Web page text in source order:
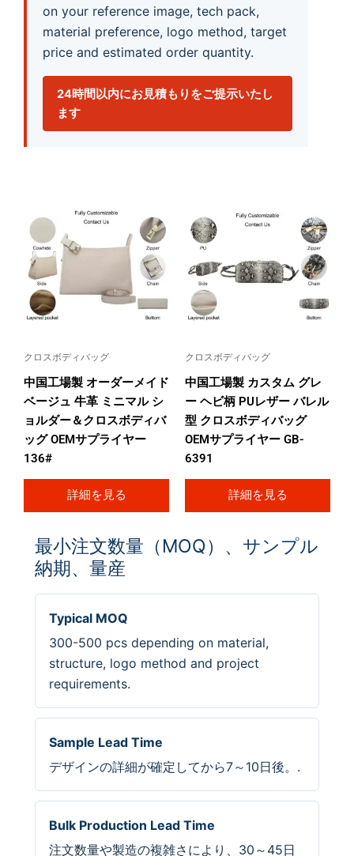
on your reference image, tech pack,
material preference, logo method, target
price and estimated order quantity.
24時間以内にお見積もりをご提示いたし
ます
クロスボディバッグ
中国工場製 オーダーメイド
ベージュ 牛革 ミニマル シ
ョルダー＆クロスボディバ
ッグ OEMサプライヤー
136#
詳細を見る
クロスボディバッグ
中国工場製 カスタム グレ
ー ヘビ柄 PUレザー バレル
型 クロスボディバッグ
OEMサプライヤー GB-
6391
詳細を見る
最小注文数量（MOQ）、サンプル
納期、量産
Typical MOQ
300-500 pcs depending on material,
structure, logo method and project
requirements.
Sample Lead Time
デザインの詳細が確定してから7～10日後。.
Bulk Production Lead Time
注文数量や製造の複雑さにより、30～45日